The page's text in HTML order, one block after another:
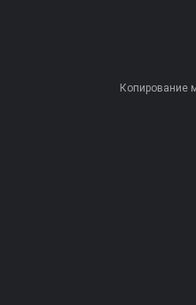
Копирование